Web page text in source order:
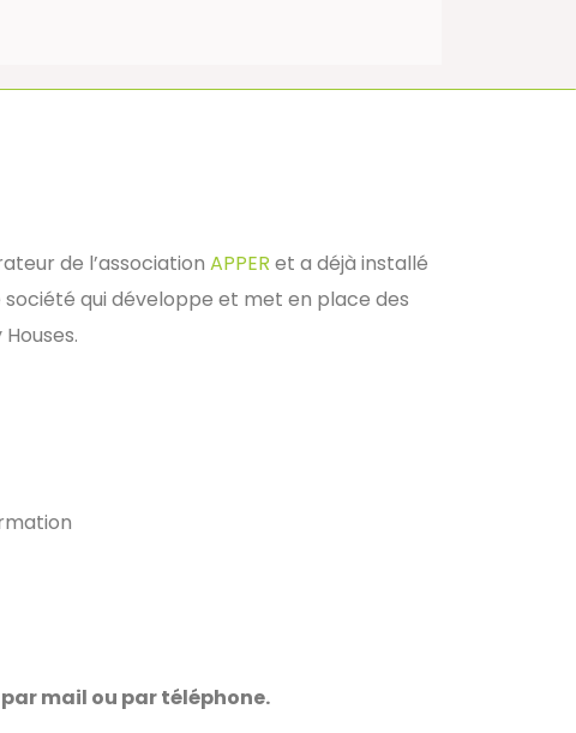
de l’association APPER et a déjà installé
qui développe et met en place des
mail ou par téléphone.